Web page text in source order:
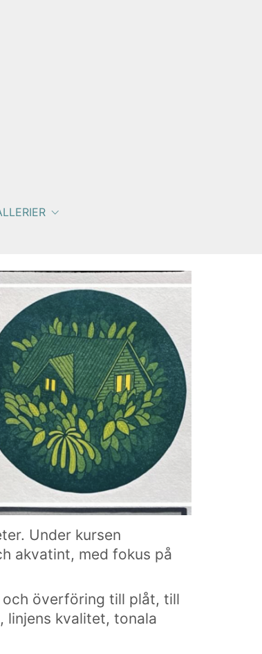
Under kursen
akvatint, med fokus på
överföring till plåt, till
linjens kvalitet, tonala